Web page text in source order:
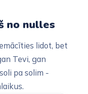
no nulles
lidot, bet
Tevi, gan
pa solim -